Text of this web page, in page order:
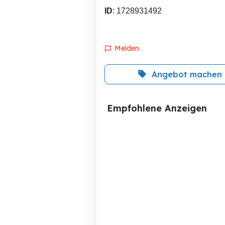
ID: 1728931492
Melden
Angebot machen
Empfohlene Anzeigen